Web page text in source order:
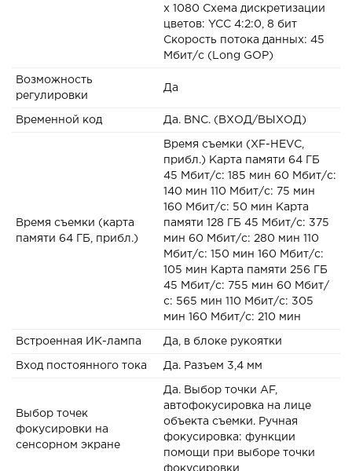
x 1080 Схема дискретизации
цветов: YCC 4:2:0, 8 бит
Скорость потока данных: 45
Мбит/с (Long GOP)
Возможность
регулировки
Да
Временной код Да. BNC. (ВХОД/ВЫХОД)
Время съемки (карта
памяти 64 ГБ, прибл.)
Время съемки (XF-HEVC,
прибл.) Карта памяти 64 ГБ
45 Мбит/с: 185 мин 60 Мбит/с:
140 мин 110 Мбит/с: 75 мин
160 Мбит/с: 50 мин Карта
памяти 128 ГБ 45 Мбит/с: 375
мин 60 Мбит/с: 280 мин 110
Мбит/с: 150 мин 160 Мбит/с:
105 мин Карта памяти 256 ГБ
45 Мбит/с: 755 мин 60 Мбит/
с: 565 мин 110 Мбит/с: 305
мин 160 Мбит/с: 210 мин
Встроенная ИК-лампа Да, в блоке рукоятки
Вход постоянного тока Да. Разъем 3,4 мм
Выбор точек
фокусировки на
сенсорном экране
Да. Выбор точки AF,
автофокусировка на лице
объекта съемки. Ручная
фокусировка: функции
помощи при выборе точки
фокусировки